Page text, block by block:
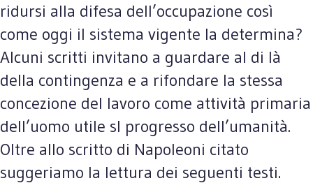
ridursi alla difesa dell’occupazione così
come oggi il sistema vigente la determina?
Alcuni scritti invitano a guardare al di là
della contingenza e a rifondare la stessa
concezione del lavoro come attività primaria
dell’uomo utile sl progresso dell’umanità.
Oltre allo scritto di Napoleoni citato
suggeriamo la lettura dei seguenti testi.